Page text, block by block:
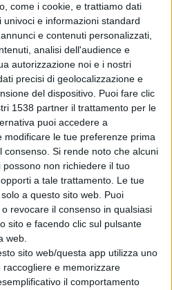
come i cookie, e trattiamo dati
e informazioni standard
e contenuti personalizzati,
analisi dell'audience e
autorizzazione noi e i nostri
precisi di geolocalizzazione e
del dispositivo. Puoi fare clic
1538 partner il trattamento per le
puoi accedere a
modificare le tue preferenze prima
consenso. Si rende noto che alcuni
non richiedere il tuo
a tale trattamento. Le tue
a questo sito web. Puoi
revocare il consenso in qualsiasi
sito e facendo clic sul pulsante
web.
sito web/questa app utilizza uno
e memorizzare
il comportamento
recupero cetacei di
cucina italiana delegazione di
di cultura gastronomica
nuove specie di pesci che
nel mare Adriatico.
di donna del mare,
compleanno, racconterà un
e appassionante.
donne del mare perché
come fonte generatrice di
odierno è stato
anche con FAI con la
vice presidente interregionale